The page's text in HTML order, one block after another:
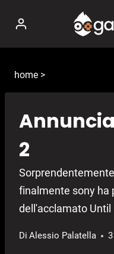
contenuto
home >
2
finalmente sony ha
dell'acclamato Until
Di Alessio Palatella